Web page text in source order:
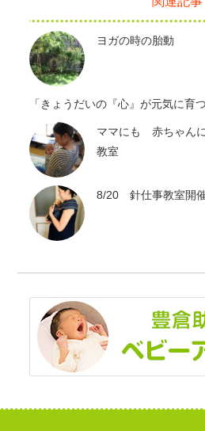
ヨガの時の胎動
「きょうだいの『心』が元気に育
ママにも 赤ちゃん
教室
8/20 針仕事教室開